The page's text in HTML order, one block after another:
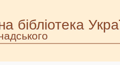
бібліотека